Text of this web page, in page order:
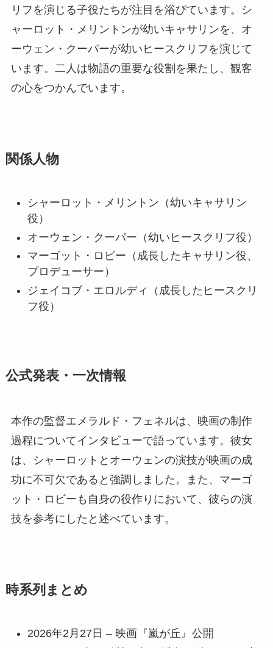
リフを演じる子役たちが注目を浴びています。シ
ャーロット・メリントンが幼いキャサリンを、オ
ーウェン・クーパーが幼いヒースクリフを演じて
います。二人は物語の重要な役割を果たし、観客
の心をつかんでいます。
関係人物
シャーロット・メリントン（幼いキャサリン
役）
オーウェン・クーパー（幼いヒースクリフ役）
マーゴット・ロビー（成長したキャサリン役、
プロデューサー）
ジェイコブ・エロルディ（成長したヒースクリ
フ役）
公式発表・一次情報
本作の監督エメラルド・フェネルは、映画の制作
過程についてインタビューで語っています。彼女
は、シャーロットとオーウェンの演技が映画の成
功に不可欠であると強調しました。また、マーゴ
ット・ロビーも自身の役作りにおいて、彼らの演
技を参考にしたと述べています。
時系列まとめ
2026年2月27日 – 映画『嵐が丘』公開